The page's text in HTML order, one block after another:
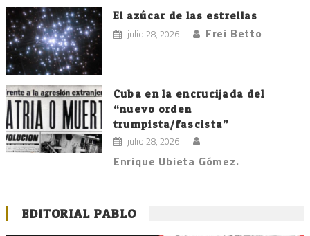
El azúcar de las estrellas
julio 28, 2026 Frei Betto
Cuba en la encrucijada del
“nuevo orden
trumpista/fascista”
julio 28, 2026
Enrique Ubieta Gómez.
EDITORIAL PABLO